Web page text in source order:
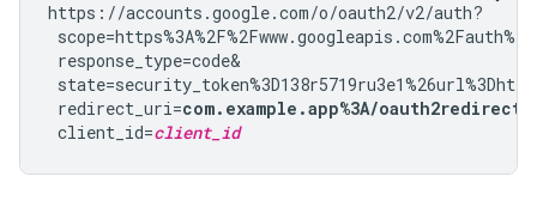
https://accounts.google.com/o/oauth2/v2/auth?
response_type=code&
redirect_uri=com.example.app%3A/oauth2redirect
client_id=client_id